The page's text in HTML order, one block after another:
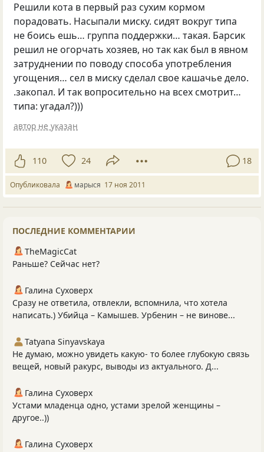
Решили кота в первый раз сухим кормом
порадовать. Насыпали миску. сидят вокруг типа
не боись ешь… группа поддержки… такая. Барсик
решил не огорчать хозяев, но так как был в явном
затруднении по поводу способа употребления
угощения… сел в миску сделал свое кашачье дело.
.закопал. И так вопросительно на всех смотрит…
типа: угадал?)))
автор не указан
110 24 18
Опубликовала марыся 17 ноя 2011
ПОСЛЕДНИЕ КОММЕНТАРИИ
TheMagicCat
Раньше? Сейчас нет?
Галина Суховерх
Сразу не ответила, отвлекли, вспомнила, что хотела
написать.) Убийца – Камышев. Урбенин – не винове...
Tatyana Sinyavskaya
Не думаю, можно увидеть какую- то более глубокую связь
вещей, новый ракурс, выводы из актуального. Д...
Галина Суховерх
Устами младенца одно, устами зрелой женщины –
другое..))
Галина Суховерх